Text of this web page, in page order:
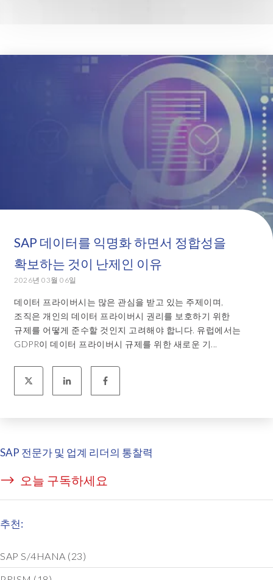
SAP 데이터를 익명화 하면서 정합성을
확보하는 것이 난제인 이유
2026년 03월 06일
데이터 프라이버시는 많은 관심을 받고 있는 주제이며,
조직은 개인의 데이터 프라이버시 권리를 보호하기 위한
규제를 어떻게 준수할 것인지 고려해야 합니다. 유럽에서는
GDPR이 데이터 프라이버시 규제를 위한 새로운 기...
SAP 전문가 및 업계 리더의 통찰력
오늘 구독하세요
추천:
SAP S/4HANA (23)